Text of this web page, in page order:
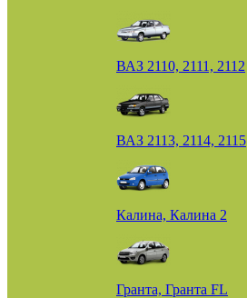
ВАЗ 2110, 2111, 2112
ВАЗ 2113, 2114, 2115
Калина, Калина 2
Гранта, Гранта FL